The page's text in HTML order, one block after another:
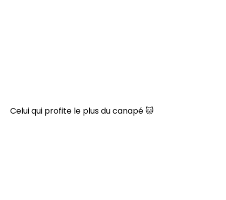
Celui qui profite le plus du canapé 🐱